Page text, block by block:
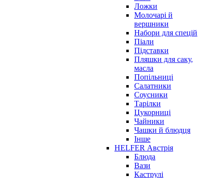
Ложки
Молочарі й
вершники
Набори для спецій
Піали
Підставки
Пляшки для саку,
масла
Попільниці
Салатники
Соусники
Тарілки
Цукорниці
Чайники
Чашки й блюдця
Інше
HELFER Австрія
Блюда
Вази
Каструлі